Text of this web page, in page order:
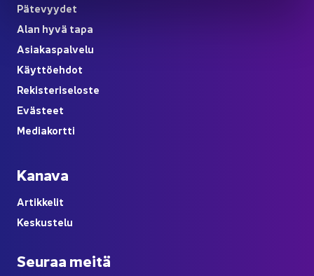
Pä­te­vyy­det
Alan hyvä tapa
Asia­kas­pal­ve­lu
Käyt­tö­eh­dot
Re­kis­te­ri­se­los­te
Eväs­teet
Me­dia­kort­ti
Ka­na­va
Ar­tik­ke­lit
Kes­kus­te­lu
Seu­raa meitä